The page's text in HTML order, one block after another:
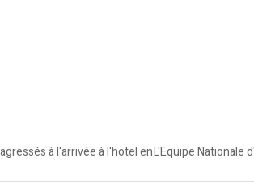
à l'arrivée à l'hotel enL'Equipe Nationale